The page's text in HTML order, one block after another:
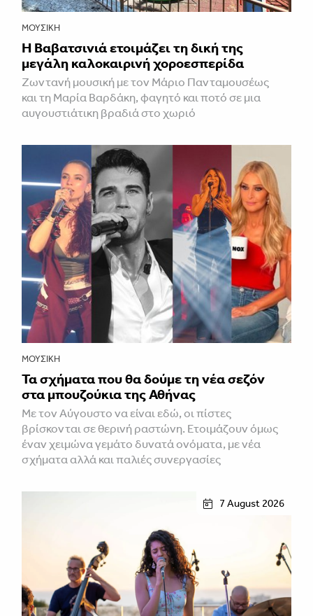
ΜΟΥΣΙΚΉ
Η Βαβατσινιά ετοιμάζει τη δική της
μεγάλη καλοκαιρινή χοροεσπερίδα
Ζωντανή μουσική με τον Μάριο Πανταμουσέως
και τη Μαρία Βαρδάκη, φαγητό και ποτό σε μια
αυγουστιάτικη βραδιά στο χωριό
ΜΟΥΣΙΚΉ
Τα σχήματα που θα δούμε τη νέα σεζόν
στα μπουζούκια της Αθήνας
Με τον Αύγουστο να είναι εδώ, οι πίστες
βρίσκονται σε θερινή ραστώνη. Ετοιμάζουν όμως
έναν χειμώνα γεμάτο δυνατά ονόματα, με νέα
σχήματα αλλά και παλιές συνεργασίες
7 August 2026